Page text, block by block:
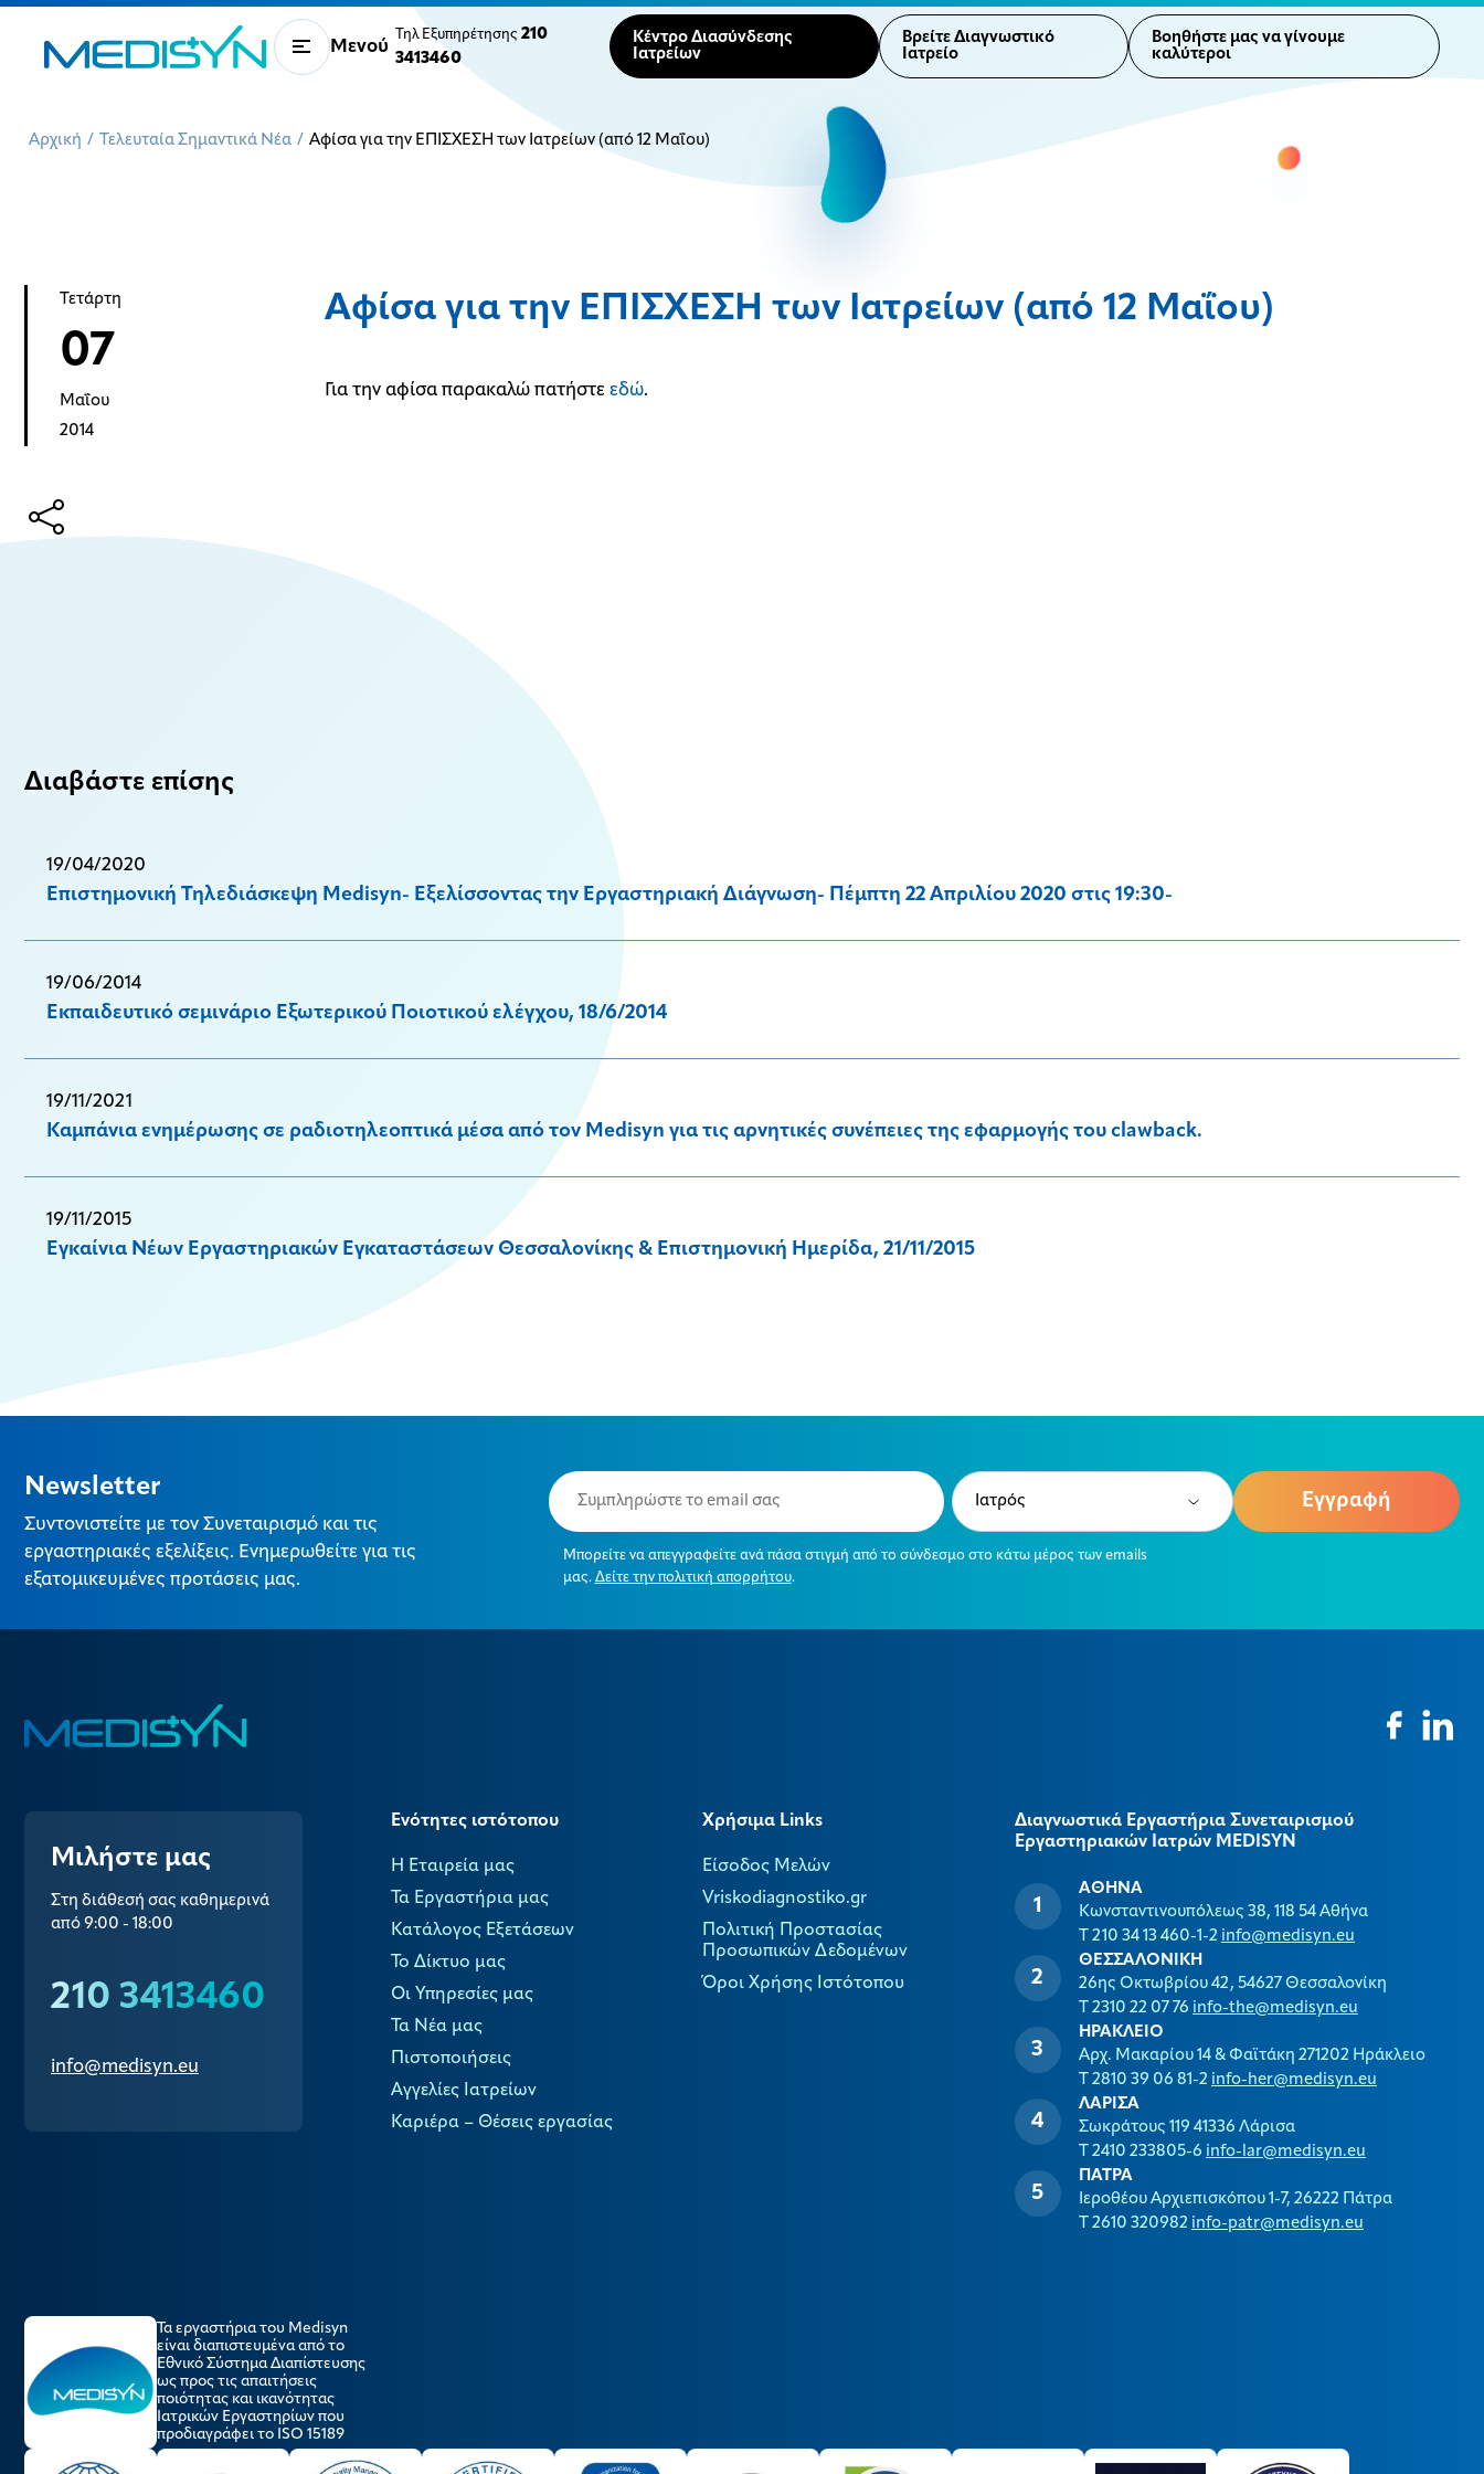
Μενού
Τηλ Εξυπηρέτησης 210
3413460
Κέντρο Διασύνδεσης
Ιατρείων
Βρείτε Διαγνωστικό
Ιατρείο
Βοηθήστε μας να γίνουμε
καλύτεροι
Αρχική / Τελευταία Σημαντικά Νέα / Αφίσα για την ΕΠΙΣΧΕΣΗ των Ιατρείων (από 12 Μαΐου)
Τετάρτη
07
Μαΐου
2014
Αφίσα για την ΕΠΙΣΧΕΣΗ των Ιατρείων (από 12 Μαΐου)
Για την αφίσα παρακαλώ πατήστε εδώ.
Διαβάστε επίσης
19/04/2020
Eπιστημονική Τηλεδιάσκεψη Medisyn- Eξελίσσοντας την Εργαστηριακή Διάγνωση- Πέμπτη 22 Απριλίου 2020 στις 19:30-
19/06/2014
Εκπαιδευτικό σεμινάριο Εξωτερικού Ποιοτικού ελέγχου, 18/6/2014
19/11/2021
Καμπάνια ενημέρωσης σε ραδιοτηλεοπτικά μέσα από τον Medisyn για τις αρνητικές συνέπειες της εφαρμογής του clawback.
19/11/2015
Εγκαίνια Νέων Εργαστηριακών Εγκαταστάσεων Θεσσαλονίκης & Επιστημονική Ημερίδα, 21/11/2015
Newsletter
Συντονιστείτε με τον Συνεταιρισμό και τις
εργαστηριακές εξελίξεις. Ενημερωθείτε για τις
εξατομικευμένες προτάσεις μας.
Email
(Required)
Type
(Required)
Μπορείτε να απεγγραφείτε ανά πάσα στιγμή από το σύνδεσμο στο κάτω μέρος των emails
μας. Δείτε την πολιτική απορρήτου.
Μιλήστε μας
Στη διάθεσή σας καθημερινά
από 9:00 - 18:00
210 3413460
info@medisyn.eu
Ενότητες ιστότοπου
Η Εταιρεία μας
Τα Εργαστήρια μας
Κατάλογος Εξετάσεων
Το Δίκτυο μας
Οι Υπηρεσίες μας
Τα Νέα μας
Πιστοποιήσεις
Αγγελίες Ιατρείων
Καριέρα – Θέσεις εργασίας
Χρήσιμα Links
Είσοδος Μελών
Vriskodiagnostiko.gr
Πολιτική Προστασίας
Προσωπικών Δεδομένων
Όροι Χρήσης Ιστότοπου
Διαγνωστικά Εργαστήρια Συνεταιρισμού
Εργαστηριακών Ιατρών MEDISYΝ
ΑΘΗΝΑ
Κωνσταντινουπόλεως 38, 118 54 Αθήνα
T 210 34 13 460-1-2 info@medisyn.eu
ΘΕΣΣΑΛΟΝΙΚΗ
26ης Οκτωβρίου 42, 54627 Θεσσαλονίκη
T 2310 22 07 76 info-the@medisyn.eu
ΗΡΑΚΛΕΙΟ
Αρχ. Μακαρίου 14 & Φαϊτάκη 271202 Ηράκλειο
T 2810 39 06 81-2 info-her@medisyn.eu
ΛΑΡΙΣΑ
Σωκράτους 119 41336 Λάρισα
T 2410 233805-6 info-lar@medisyn.eu
ΠΑΤΡΑ
Ιεροθέου Αρχιεπισκόπου 1-7, 26222 Πάτρα
T 2610 320982 info-patr@medisyn.eu
Τα εργαστήρια του Medisyn
είναι διαπιστευμένα από το
Εθνικό Σύστημα Διαπίστευσης
ως προς τις απαιτήσεις
ποιότητας και ικανότητας
Ιατρικών Εργαστηρίων που
προδιαγράφει το ISO 15189